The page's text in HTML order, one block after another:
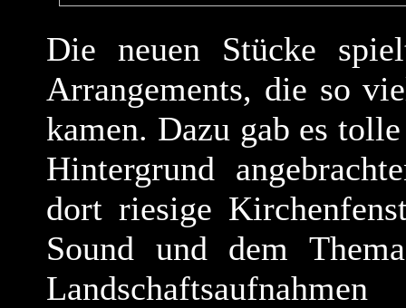
Die neuen Stücke
Arrangements, die so
kamen. Dazu gab es
Hintergrund
dort riesige
Sound und dem